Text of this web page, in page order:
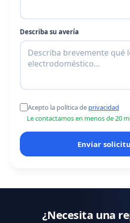
Describa su avería
Acepto la política de privacidad
Le contactamos en menos de 20
Enviar
¿Necesita una